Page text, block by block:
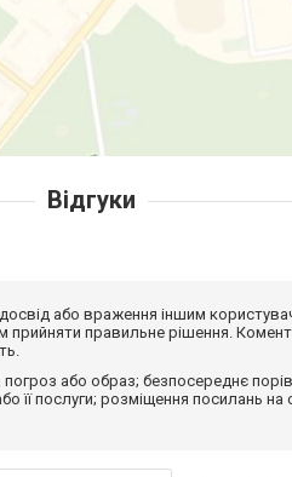
Відгуки
або враження іншим
правильне рішення.
або образ; безпосереднє
її послуги; розміщення посилань